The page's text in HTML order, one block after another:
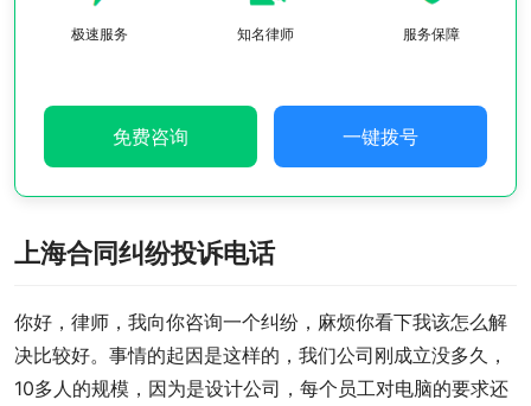
极速服务 知名律师 服务保障
免费咨询 一键拨号
上海合同纠纷投诉电话
你好，律师，我向你咨询一个纠纷，麻烦你看下我该怎么解
决比较好。事情的起因是这样的，我们公司刚成立没多久，
10多人的规模，因为是设计公司，每个员工对电脑的要求还